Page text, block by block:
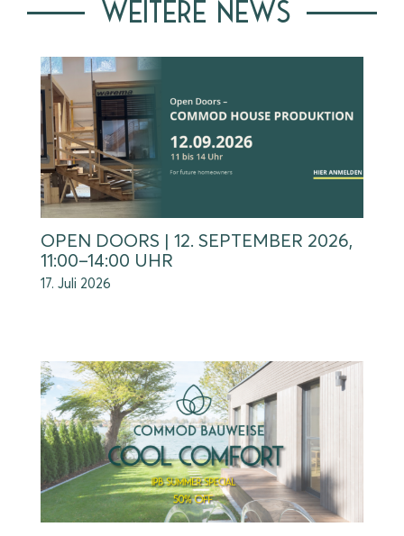
WEITERE NEWS
OPEN DOORS | 12. SEPTEMBER 2026,
11:00–14:00 UHR
17. Juli 2026